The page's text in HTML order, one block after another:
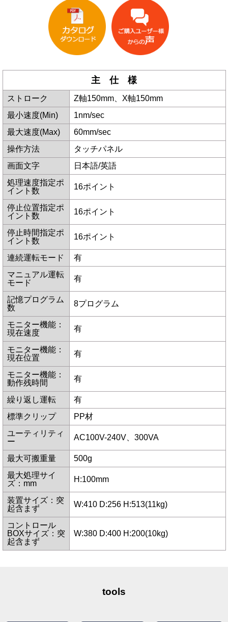
主 仕 様
ストローク
Z軸150mm、X軸150mm
最小速度(Min)
1nm/sec
最大速度(Max)
60mm/sec
操作方法
タッチパネル
画面文字
日本語/英語
処理速度指定ポ
イント数
16ポイント
停止位置指定ポ
イント数
16ポイント
停止時間指定ポ
イント数
16ポイント
連続運転モード
有
マニュアル運転
モード
有
記憶プログラム
数
8プログラム
モニター機能：
現在速度
有
モニター機能：
現在位置
有
モニター機能：
動作残時間
有
繰り返し運転
有
標準クリップ
PP材
ユーティリティ
ー
AC100V-240V、300VA
最大可搬重量
500g
最大処理サイ
ズ：mm
H:100mm
装置サイズ：突
起含まず
W:410 D:256 H:513(11kg)
コントロール
BOXサイズ：突
起含まず
W:380 D:400 H:200(10kg)
tools